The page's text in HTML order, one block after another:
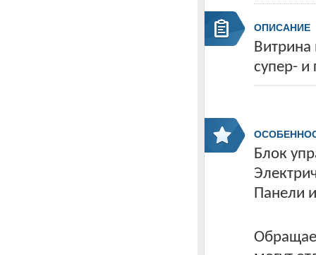
ОПИСАНИЕ
Витрина
супер- и
Блок
Панели